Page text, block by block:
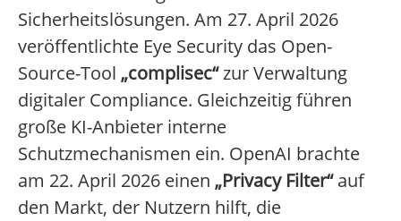
Sicherheitslösungen. Am 27. April 2026
veröffentlichte Eye Security das Open-
Source-Tool „complisec“zur Verwaltung
digitaler Compliance. Gleichzeitig führen
große KI-Anbieter interne
Schutzmechanismen ein. OpenAI brachte
am 22. April 2026 einen „Privacy Filter“auf
den Markt, der Nutzern hilft, die